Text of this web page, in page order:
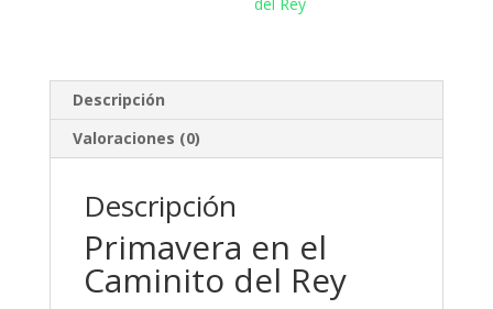
Descripción
Valoraciones (0)
Descripción
Primavera en el
Caminito del Rey